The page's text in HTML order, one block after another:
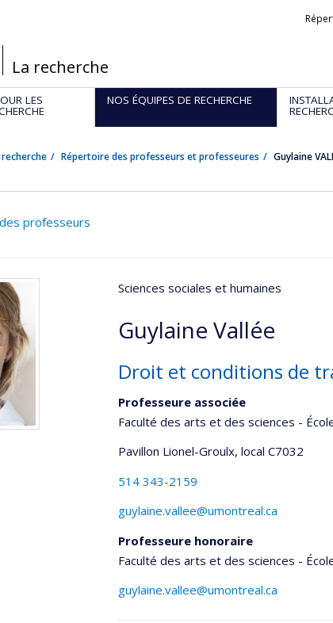
/La recherche
LES NOS ÉQUIPES DE RECHERCHE
Répertoire des professeurs et professeures Guylaine
professeurs
Sciences sociales et humaines
Guylaine Vallée
Droit et conditions de
Professeure associée
Faculté des arts et des sciences -
Pavillon Lionel-Groulx, local C7032
514 343-2159
guylaine.vallee@umontreal.ca
Professeure honoraire
Faculté des arts et des sciences -
guylaine.vallee@umontreal.ca